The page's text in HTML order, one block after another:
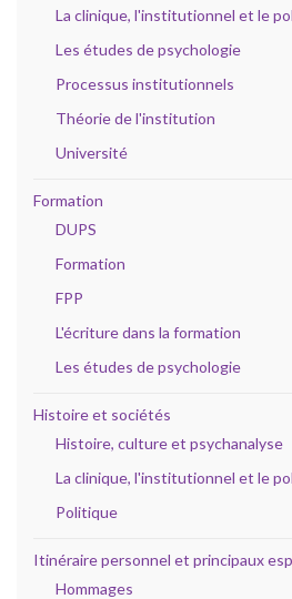
La clinique, l'institutionnel et le
Les études de psychologie
Processus institutionnels
Théorie de l'institution
Université
Formation
DUPS
Formation
FPP
L'écriture dans la formation
Les études de psychologie
Histoire et sociétés
Histoire, culture et psychanalyse
La clinique, l'institutionnel et le
Politique
Itinéraire personnel et principaux
Hommages